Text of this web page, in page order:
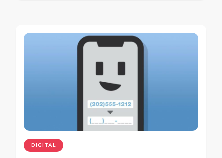
DIGITAL